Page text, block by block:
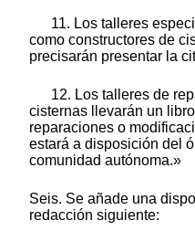
11. Los talleres
como constructores de
precisarán presentar la
12. Los talleres de
cisternas llevarán un
reparaciones o
estará a disposición del
comunidad autónoma.»
Seis. Se añade una
redacción siguiente: